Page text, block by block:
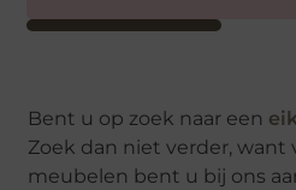
Bent u op zoek naar een
Zoek dan niet verder, want
meubelen bent u bij ons